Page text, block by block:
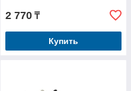
2 770 ₸
Купить